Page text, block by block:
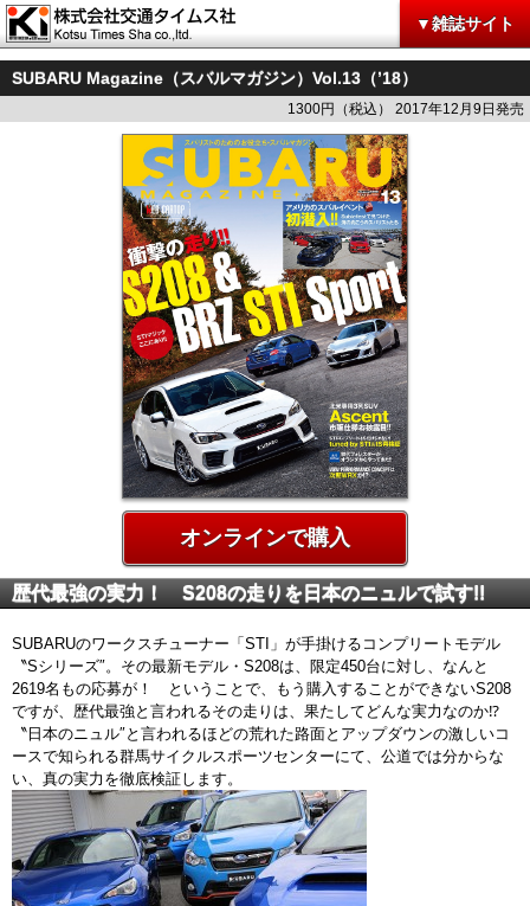
▼雑誌サイト
SUBARU Magazine（スバルマガジン）Vol.13（’18）
1300円（税込） 2017年12月9日発売
オンラインで購入
歴代最強の実力！ S208の走りを日本のニュルで試す!!
SUBARUのワークスチューナー「STI」が手掛けるコンプリートモデル
〝Sシリーズ″。その最新モデル・S208は、限定450台に対し、なんと
2619名もの応募が！ ということで、もう購入することができないS208
ですが、歴代最強と言われるその走りは、果たしてどんな実力なのか⁉
〝日本のニュル″と言われるほどの荒れた路面とアップダウンの激しいコ
ースで知られる群馬サイクルスポーツセンターにて、公道では分からな
い、真の実力を徹底検証します。